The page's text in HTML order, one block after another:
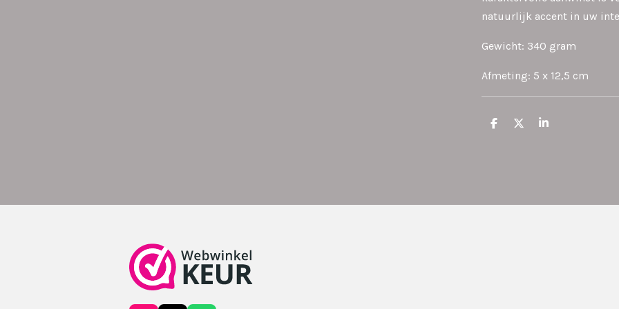
natuurlijk accent in uw
Gewicht: 340 gram
Afmeting: 5 x 12,5 cm
D
D
S